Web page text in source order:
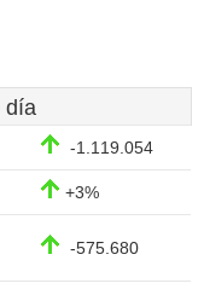
día
-1.119.054
+3%
-575.680